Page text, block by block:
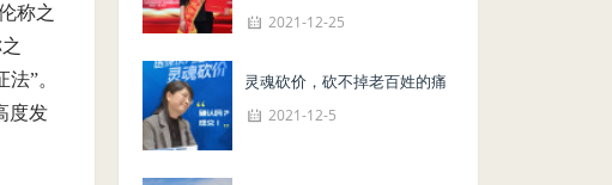
称之
”。
度发
2021-12-25
灵魂砍价，砍不掉老百姓的痛
2021-12-5